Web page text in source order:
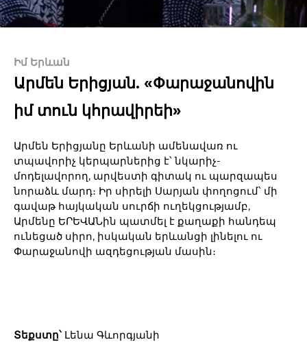
Իմ Երևան
Արմեն Երիցյան. «Փարաջանովին
իմ տուն կհրավիրեի»
Արմեն Երիցյանը Երևանի ամենավառ ու
տպավորիչ կերպարներից է՝ նկարիչ-
մոդելավորող, արվեստի գիտակ ու պարզապես
նորաձև մարդ։ Իր սիրելի Սարյան փողոցում՝ մի
գավաթ հայկական սուրճի ուղեկցությամբ,
Արմենը ԵՐԵՎԱՆին պատմել է քաղաքի հանդեպ
ունեցած սիրո, իսկական երևանցի լինելու ու
Փարաջանովի ազդեցության մասին։
Տեքստը՝ Լենա Գևորգյանի